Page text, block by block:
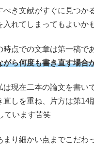
べき文献がすぐに見つか
入れてしまってもよいか
時点での文章は第一稿で
がら何度も書き直す場合
は現在二本の論文を書い
直しを重ね、片方は第14
ています苦笑
まり細かい点までこだわ